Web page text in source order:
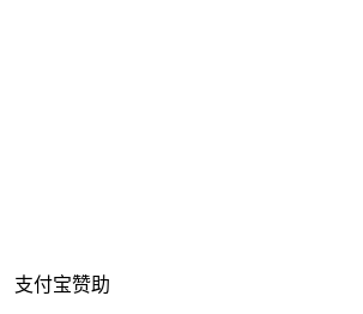
支付宝赞助